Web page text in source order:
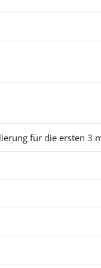
für die ersten 3